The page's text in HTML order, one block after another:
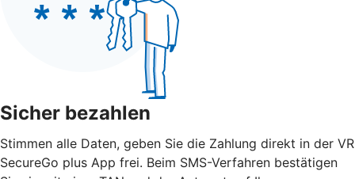
Sicher bezahlen
Stimmen alle Daten, geben Sie die Zahlung direkt in der VR
SecureGo plus App frei. Beim SMS-Verfahren bestätigen